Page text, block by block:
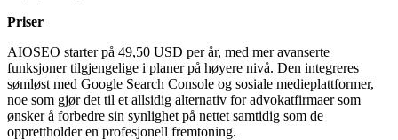
Priser
AIOSEO starter på 49,50 USD per år, med mer avanserte
funksjoner tilgjengelige i planer på høyere nivå. Den integreres
sømløst med Google Search Console og sosiale medieplattformer,
noe som gjør det til et allsidig alternativ for advokatfirmaer som
ønsker å forbedre sin synlighet på nettet samtidig som de
opprettholder en profesjonell fremtoning.